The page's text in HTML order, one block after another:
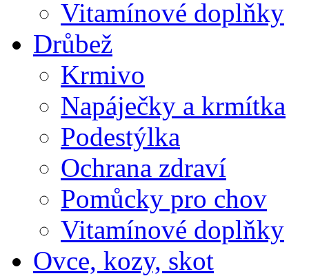
Vitamínové doplňky
Drůbež
Krmivo
Napáječky a krmítka
Podestýlka
Ochrana zdraví
Pomůcky pro chov
Vitamínové doplňky
Ovce, kozy, skot